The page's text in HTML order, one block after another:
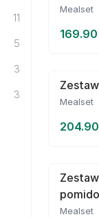
11
5
3
3
Mealset
169.90
Mealset
204.90
Mealset